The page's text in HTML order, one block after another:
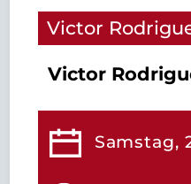
Victor
Victor
Samstag,